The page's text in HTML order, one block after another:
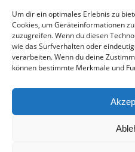
Um dir ein optimales Erlebnis zu
Cookies, um Geräteinformationen
zuzugreifen. Wenn du diesen
wie das Surfverhalten oder
verarbeiten. Wenn du deine
können bestimmte Merkmale und
30. Juli 2026
Deine Spielminute: 89+1
28. Juli 2026
Neuer Rückensponsor
Neue Podcast-Folge: So tickt
27. Juli 2026